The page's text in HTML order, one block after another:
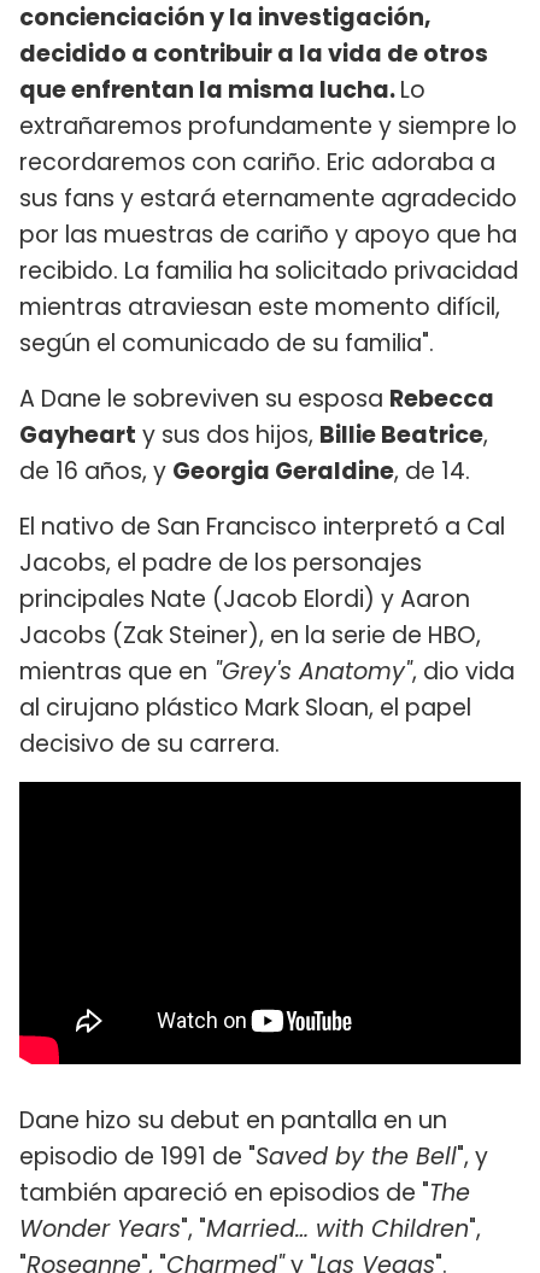
concienciación y la investigación,
decidido a contribuir a la vida de otros
que enfrentan la misma lucha.Lo
extrañaremos profundamente y siempre lo
recordaremos con cariño. Eric adoraba a
sus fans y estará eternamente agradecido
por las muestras de cariño y apoyo que ha
recibido. La familia ha solicitado privacidad
mientras atraviesan este momento difícil,
según el comunicado de su familia".
A Dane le sobreviven su esposa Rebecca
Gayheart y sus dos hijos, Billie Beatrice,
de 16 años, y Georgia Geraldine, de 14.
El nativo de San Francisco interpretó a Cal
Jacobs, el padre de los personajes
principales Nate (Jacob Elordi) y Aaron
Jacobs (Zak Steiner), en la serie de HBO,
mientras que en "Grey's Anatomy", dio vida
al cirujano plástico Mark Sloan, el papel
decisivo de su carrera.
Dane hizo su debut en pantalla en un
episodio de 1991 de "Saved by the Bell", y
también apareció en episodios de "The
Wonder Years", "Married… with Children",
"Roseanne", "Charmed"y "Las Vegas".